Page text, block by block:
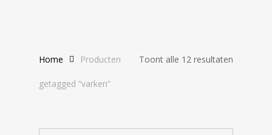
Toont alle 12 resultaten
Home Producten
getagged “varken”